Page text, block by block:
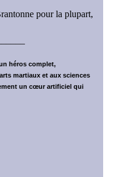
pour la plupart,
héros complet,
martiaux et aux sciences
un cœur artificiel qui